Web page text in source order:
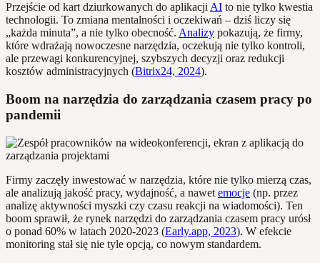
Przejście od kart dziurkowanych do aplikacji AI to nie tylko kwestia
technologii. To zmiana mentalności i oczekiwań – dziś liczy się
„każda minuta”, a nie tylko obecność. Analizy pokazują, że firmy,
które wdrażają nowoczesne narzędzia, oczekują nie tylko kontroli,
ale przewagi konkurencyjnej, szybszych decyzji oraz redukcji
kosztów administracyjnych (Bitrix24, 2024).
Boom na narzędzia do zarządzania czasem pracy po
pandemii
Firmy zaczęły inwestować w narzędzia, które nie tylko mierzą czas,
ale analizują jakość pracy, wydajność, a nawet emocje (np. przez
analizę aktywności myszki czy czasu reakcji na wiadomości). Ten
boom sprawił, że rynek narzędzi do zarządzania czasem pracy urósł
o ponad 60% w latach 2020-2023 (Early.app, 2023). W efekcie
monitoring stał się nie tyle opcją, co nowym standardem.